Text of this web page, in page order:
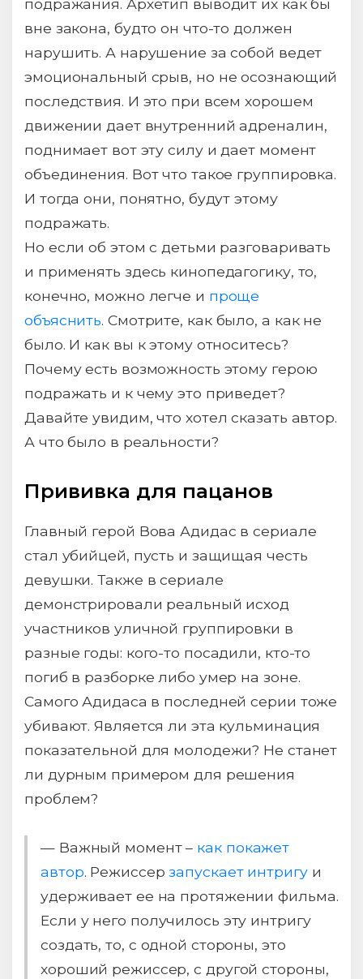
подражания. Архетип выводит их как бы
вне закона, будто он что-то должен
нарушить. А нарушение за собой ведет
эмоциональный срыв, но не осознающий
последствия. И это при всем хорошем
движении дает внутренний адреналин,
поднимает вот эту силу и дает момент
объединения. Вот что такое группировка.
И тогда они, понятно, будут этому
подражать.
Но если об этом с детьми разговаривать
и применять здесь кинопедагогику, то,
конечно, можно легче и проще
объяснить. Смотрите, как было, а как не
было. И как вы к этому относитесь?
Почему есть возможность этому герою
подражать и к чему это приведет?
Давайте увидим, что хотел сказать автор.
А что было в реальности?
Прививка для пацанов
Главный герой Вова Адидас в сериале
стал убийцей, пусть и защищая честь
девушки. Также в сериале
демонстрировали реальный исход
участников уличной группировки в
разные годы: кого-то посадили, кто-то
погиб в разборке либо умер на зоне.
Самого Адидаса в последней серии тоже
убивают. Является ли эта кульминация
показательной для молодежи? Не станет
ли дурным примером для решения
проблем?
— Важный момент – как покажет
автор. Режиссерзапускает интригуи
удерживает ее на протяжении фильма.
Если у него получилось эту интригу
создать, то, с одной стороны, это
хороший режиссер, с другой стороны,